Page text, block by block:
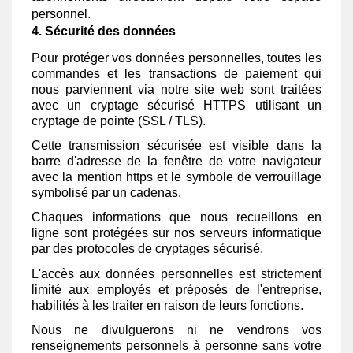
personnel.
4. Sécurité des données
Pour protéger vos données personnelles, toutes les
commandes et les transactions de paiement qui
nous parviennent via notre site web sont traitées
avec un cryptage sécurisé HTTPS utilisant un
cryptage de pointe (SSL / TLS).
Cette transmission sécurisée est visible dans la
barre d'adresse de la fenêtre de votre navigateur
avec la mention https et le symbole de verrouillage
symbolisé par un cadenas.
Chaques informations que nous recueillons en
ligne sont protégées sur nos serveurs informatique
par des protocoles de cryptages sécurisé.
L'accès aux données personnelles est strictement
limité aux employés et préposés de l'entreprise,
habilités à les traiter en raison de leurs fonctions.
Nous ne divulguerons ni ne vendrons vos
renseignements personnels à personne sans votre